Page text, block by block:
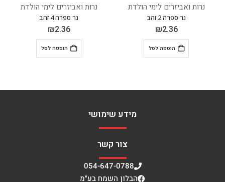
נרות ואביזרים לימי הולדת
נר ספרה 4 זהב
2.36
הוספה לסל
נרות ואביזרים לימי הולדת
נר ספרה 6 זהב
2.36
הוספה לסל
מידע שימושי
צור קשר
054-647-0788
הבלון השמח בע"מ